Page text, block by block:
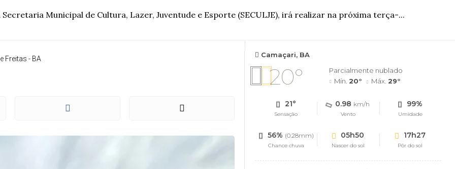
Municipal de Cultura, Lazer, Juventude e Esporte (SECULJE), irá realizar na próxima terça-...
Freitas - BA Camaçari, BA
20°
Parcialmente nublado
Mín. 20° Máx. 29°
21°
Sensação
0.98 km/h
Vento
99%
Umidade
56% (0.28mm)
Chance chuva
05h50
Nascer do sol
17h27
Pôr do sol